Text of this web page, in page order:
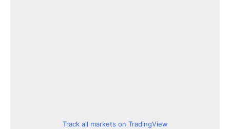
Track all markets on TradingView